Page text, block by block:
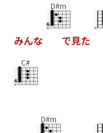
みんな
D#m
で見た
C#
D#m